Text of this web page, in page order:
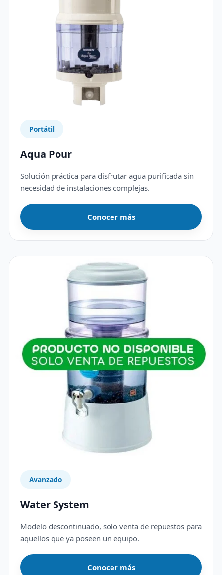
Portátil
Aqua Pour
Solución práctica para disfrutar agua purificada sin
necesidad de instalaciones complejas.
Conocer más
Avanzado
Water System
Modelo descontinuado, solo venta de repuestos para
aquellos que ya poseen un equipo.
Conocer más